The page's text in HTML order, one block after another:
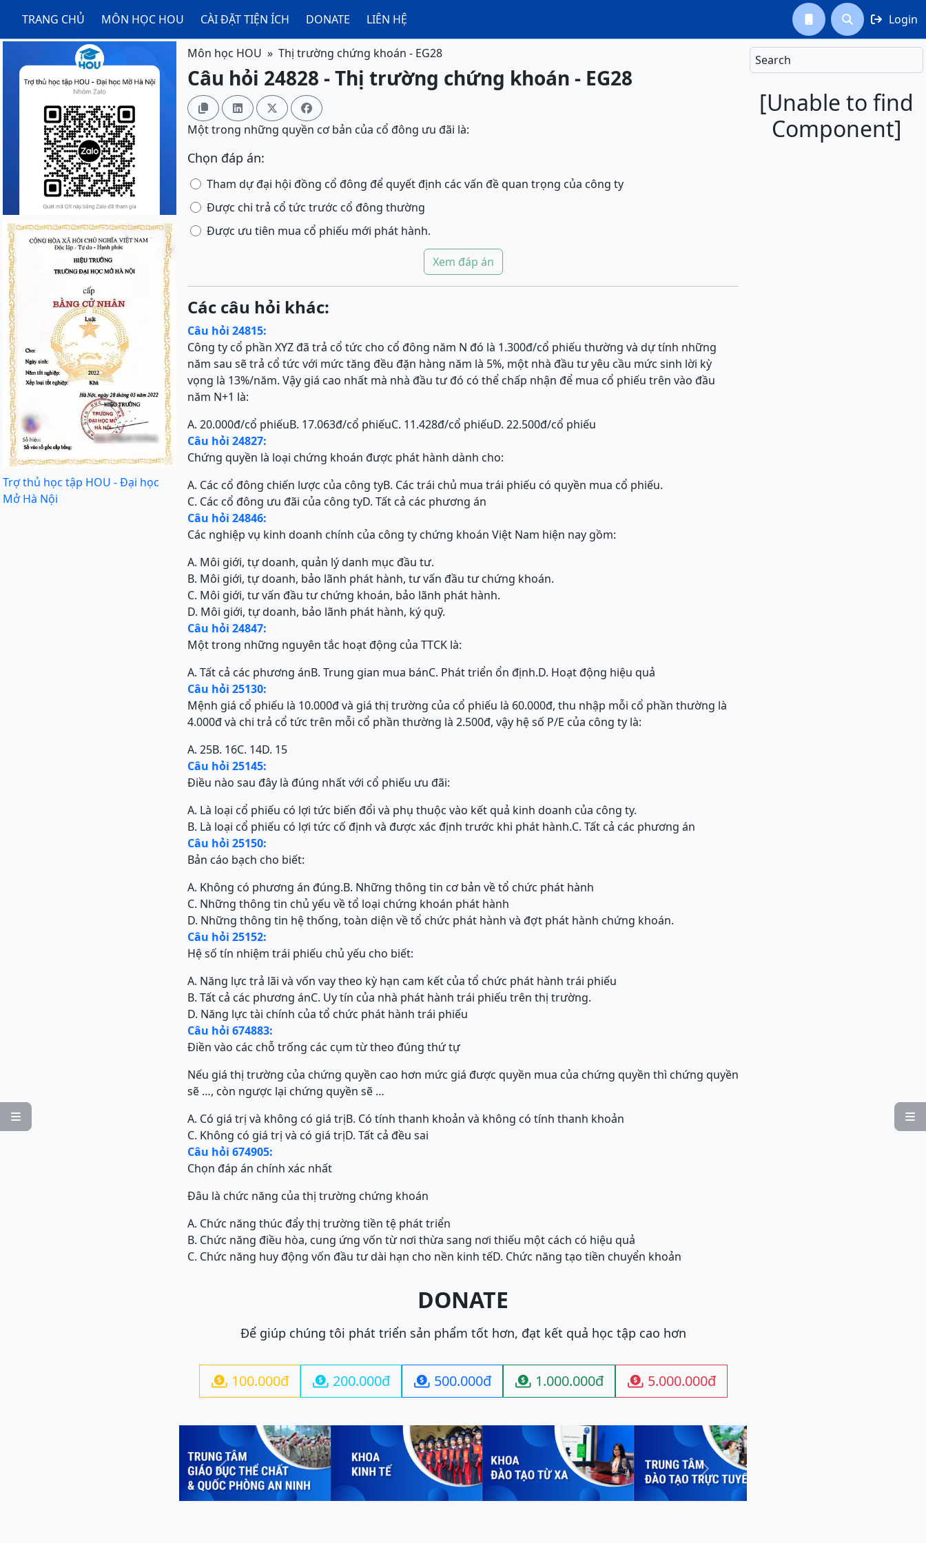
TRANG CHỦ MÔN HỌC HOU CÀI ĐẶT TIỆN ÍCH DONATE LIÊN HỆ   Login

Search
[Unable to find
Component]

Trợ thủ học tập HOU - Đại học
Mở Hà Nội
Môn học HOU Thị trường chứng khoán - EG28
Câu hỏi 24828 - Thị trường chứng khoán - EG28
   
Một trong những quyền cơ bản của cổ đông ưu đãi là:
Chọn đáp án:
Tham dự đại hội đồng cổ đông để quyết định các vấn đề quan trọng của công ty
Được chi trả cổ tức trước cổ đông thường
Được ưu tiên mua cổ phiếu mới phát hành.
Xem đáp án
Các câu hỏi khác:
Câu hỏi 24815:
Công ty cổ phần XYZ đã trả cổ tức cho cổ đông năm N đó là 1.300đ/cổ phiếu thường và dự tính những
năm sau sẽ trả cổ tức với mức tăng đều đặn hàng năm là 5%, một nhà đầu tư yêu cầu mức sinh lời kỳ
vọng là 13%/năm. Vậy giá cao nhất mà nhà đầu tư đó có thể chấp nhận để mua cổ phiếu trên vào đầu
năm N+1 là:
A. 20.000đ/cổ phiếuB. 17.063đ/cổ phiếuC. 11.428đ/cổ phiếuD. 22.500đ/cổ phiếu
Câu hỏi 24827:
Chứng quyền là loại chứng khoán được phát hành dành cho:
A. Các cổ đông chiến lược của công tyB. Các trái chủ mua trái phiếu có quyền mua cổ phiếu.
C. Các cổ đông ưu đãi của công tyD. Tất cả các phương án
Câu hỏi 24846:
Các nghiệp vụ kinh doanh chính của công ty chứng khoán Việt Nam hiện nay gồm:
A. Môi giới, tự doanh, quản lý danh mục đầu tư.
B. Môi giới, tự doanh, bảo lãnh phát hành, tư vấn đầu tư chứng khoán.
C. Môi giới, tư vấn đầu tư chứng khoán, bảo lãnh phát hành.
D. Môi giới, tự doanh, bảo lãnh phát hành, ký quỹ.
Câu hỏi 24847:
Một trong những nguyên tắc hoạt động của TTCK là:
A. Tất cả các phương ánB. Trung gian mua bánC. Phát triển ổn định.D. Hoạt động hiệu quả
Câu hỏi 25130:
Mệnh giá cổ phiếu là 10.000đ và giá thị trường của cổ phiếu là 60.000đ, thu nhập mỗi cổ phần thường là
4.000đ và chi trả cổ tức trên mỗi cổ phần thường là 2.500đ, vậy hệ số P/E của công ty là:
A. 25B. 16C. 14D. 15
Câu hỏi 25145:
Điều nào sau đây là đúng nhất với cổ phiếu ưu đãi:
A. Là loại cổ phiếu có lợi tức biến đổi và phụ thuộc vào kết quả kinh doanh của công ty.
B. Là loại cổ phiếu có lợi tức cố định và được xác định trước khi phát hành.C. Tất cả các phương án
Câu hỏi 25150:
Bản cáo bạch cho biết:
A. Không có phương án đúng.B. Những thông tin cơ bản về tổ chức phát hành
C. Những thông tin chủ yếu về tổ loại chứng khoán phát hành
D. Những thông tin hệ thống, toàn diện về tổ chức phát hành và đợt phát hành chứng khoán.
Câu hỏi 25152:
Hệ số tín nhiệm trái phiếu chủ yếu cho biết:
A. Năng lực trả lãi và vốn vay theo kỳ hạn cam kết của tổ chức phát hành trái phiếu
B. Tất cả các phương ánC. Uy tín của nhà phát hành trái phiếu trên thị trường.
D. Năng lực tài chính của tổ chức phát hành trái phiếu
Câu hỏi 674883:
Điền vào các chỗ trống các cụm từ theo đúng thứ tự
Nếu giá thị trường của chứng quyền cao hơn mức giá được quyền mua của chứng quyền thì chứng quyền
sẽ …, còn ngược lại chứng quyền sẽ …
A. Có giá trị và không có giá trịB. Có tính thanh khoản và không có tính thanh khoản
C. Không có giá trị và có giá trịD. Tất cả đều sai
Câu hỏi 674905:
Chọn đáp án chính xác nhất
Đâu là chức năng của thị trường chứng khoán
A. Chức năng thúc đẩy thị trường tiền tệ phát triển
B. Chức năng điều hòa, cung ứng vốn từ nơi thừa sang nơi thiếu một cách có hiệu quả
C. Chức năng huy động vốn đầu tư dài hạn cho nền kinh tếD. Chức năng tạo tiền chuyển khoản
DONATE
Để giúp chúng tôi phát triển sản phẩm tốt hơn, đạt kết quả học tập cao hơn
 100.000đ  200.000đ  500.000đ  1.000.000đ  5.000.000đ
Previous Next